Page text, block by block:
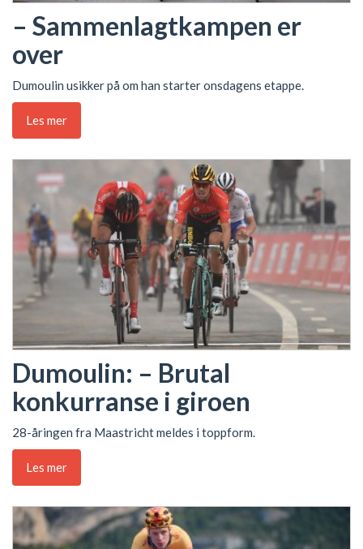
– Sammenlagtkampen er
over
Dumoulin usikker på om han starter onsdagens etappe.
Les mer
Dumoulin: – Brutal
konkurranse i giroen
28-åringen fra Maastricht meldes i toppform.
Les mer